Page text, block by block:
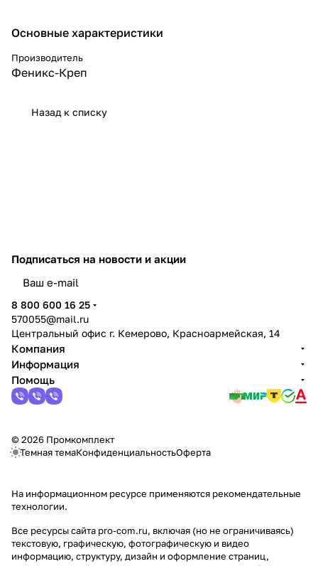
Основные характеристики
Производитель
Феникс-Креп
Назад к списку
Подписаться на новости и акции
8 800 600 16 25
570055@mail.ru
Центральный офис г. Кемерово, Красноармейская, 14
Компания
Информация
Помощь
© 2026 Промкомплект
Темная темаКонфиденциальностьОферта
На информационном ресурсе применяются рекомендательные
технологии.
Все ресурсы сайта pro-com.ru, включая (но не ограничиваясь)
текстовую, графическую, фотографическую и видео
информацию, структуру, дизайн и оформление страниц,